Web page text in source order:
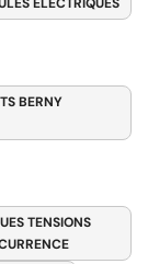
BERNY
TENSIONS